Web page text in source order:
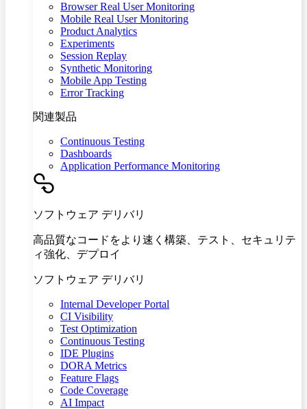
Browser Real User Monitoring
Mobile Real User Monitoring
Product Analytics
Experiments
Session Replay
Synthetic Monitoring
Mobile App Testing
Error Tracking
関連製品
Continuous Testing
Dashboards
Application Performance Monitoring
ソフトウェア デリバリ
高品質なコードをより速く構築、テスト、セキュリテ
ィ強化、デプロイ
ソフトウェア デリバリ
Internal Developer Portal
CI Visibility
Test Optimization
Continuous Testing
IDE Plugins
DORA Metrics
Feature Flags
Code Coverage
AI Impact